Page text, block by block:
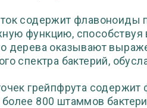
содержит флавоноиды
функцию, способствуя
дерева оказывают
спектра бактерий,
грейпфрута
800 штаммов